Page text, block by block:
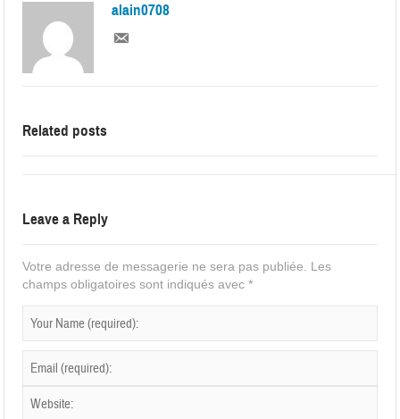
alain0708
Related posts
Leave a Reply
Votre adresse de messagerie ne sera pas publiée.
Les
champs obligatoires sont indiqués avec*